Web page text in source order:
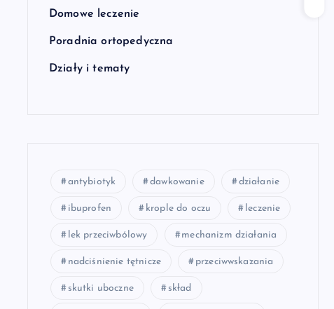
Domowe leczenie
Poradnia ortopedyczna
Działy i tematy
antybiotyk dawkowanie działanie
ibuprofen krople do oczu leczenie
lek przeciwbólowy mechanizm działania
nadciśnienie tętnicze przeciwwskazania
skutki uboczne skład